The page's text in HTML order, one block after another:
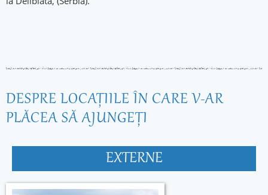
DESPRE LOCAŢIILE ÎN CARE V-AR
PLĂCEA SĂ AJUNGEŢI
EXTERNE